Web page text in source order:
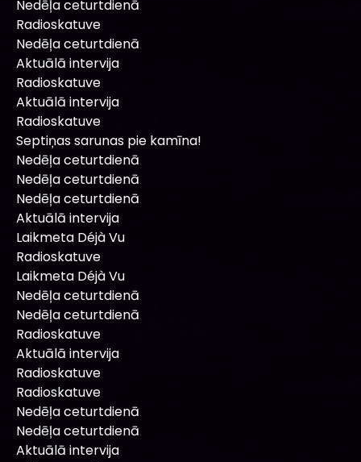
Nedēļa ceturtdienā
Radioskatuve
Nedēļa ceturtdienā
Aktuālā intervija
Radioskatuve
Aktuālā intervija
Radioskatuve
Septiņas sarunas pie kamīna!
Nedēļa ceturtdienā
Nedēļa ceturtdienā
Nedēļa ceturtdienā
Aktuālā intervija
Laikmeta Déjà Vu
Radioskatuve
Laikmeta Déjà Vu
Nedēļa ceturtdienā
Nedēļa ceturtdienā
Radioskatuve
Aktuālā intervija
Radioskatuve
Radioskatuve
Nedēļa ceturtdienā
Nedēļa ceturtdienā
Aktuālā intervija